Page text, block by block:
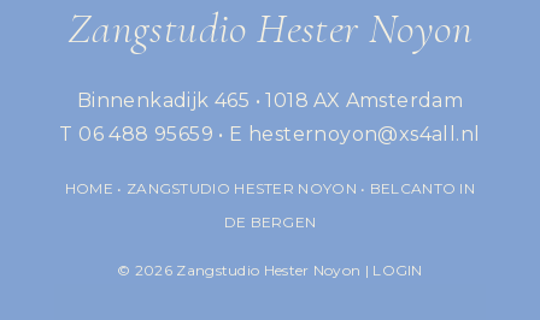
Zangstudio Hester Noyon
Binnenkadijk 465 • 1018 AX Amsterdam
T 06 488 95659 • E hesternoyon@xs4all.nl
HOME • ZANGSTUDIO HESTER NOYON • BELCANTO IN
DE BERGEN
© 2026 Zangstudio Hester Noyon | LOGIN